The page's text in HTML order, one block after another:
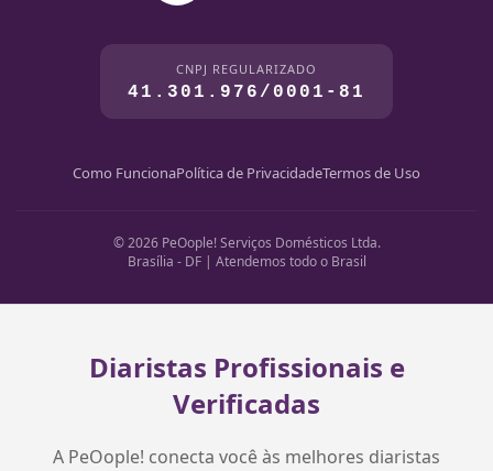
CNPJ REGULARIZADO
41.301.976/0001-81
Como FuncionaPolítica de PrivacidadeTermos de Uso
© 2026 PeOople! Serviços Domésticos Ltda.
Brasília - DF | Atendemos todo o Brasil
Diaristas Profissionais e
Verificadas
A PeOople! conecta você às melhores diaristas